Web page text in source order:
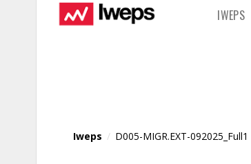
IWEPS
Iweps / D005-MIGR.EXT-092025_Full1